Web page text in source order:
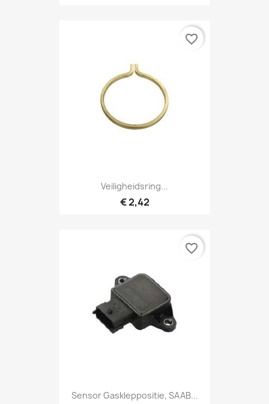
Veiligheidsring...
€ 2,42
favorite_border
Sensor Gaskleppositie, SAAB...
favorite_border